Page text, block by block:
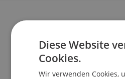
Nikolaus -
Diese Website
Cookies.
Wir verwenden Cookies,